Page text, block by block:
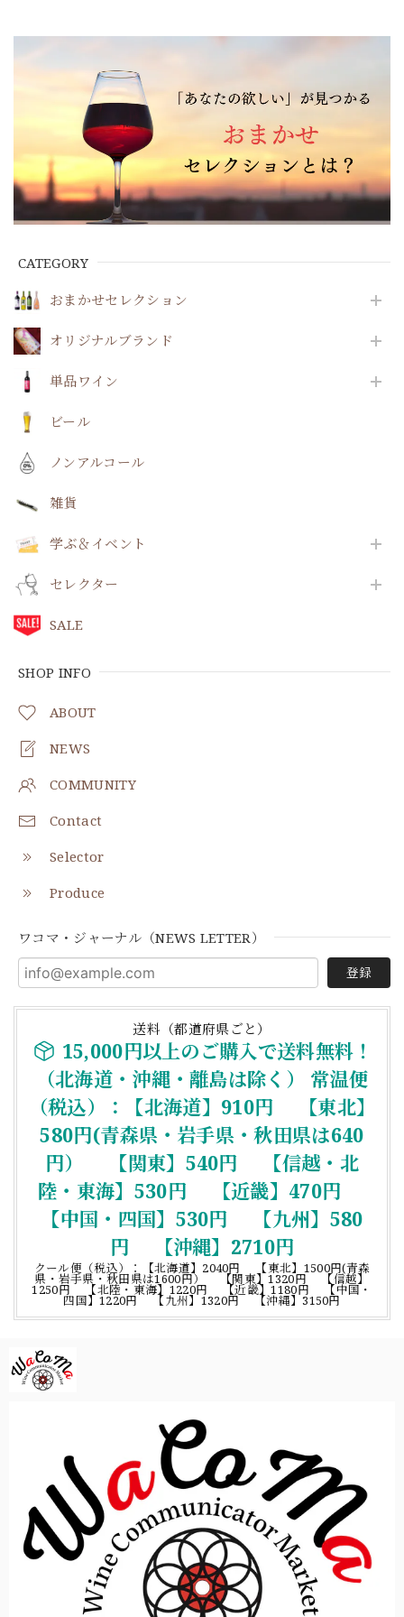
CATEGORY
おまかせセレクション
オリジナルブランド
単品ワイン
ビール
ノンアルコール
雑貨
学ぶ＆イベント
セレクター
SALE
SHOP INFO
ABOUT
NEWS
COMMUNITY
Contact
Selector
Produce
ワコマ・ジャーナル（NEWS LETTER）
登録
送料（都道府県ごと）
15,000円以上のご購入で送料無料！
（北海道・沖縄・離島は除く） 常温便
（税込）：【北海道】910円 【東北】
580円(青森県・岩手県・秋田県は640
円） 【関東】540円 【信越・北
陸・東海】530円 【近畿】470円
【中国・四国】530円 【九州】580
円 【沖縄】2710円
クール便（税込）：【北海道】2040円 【東北】1500円(青森
県・岩手県・秋田県は1600円） 【関東】1320円 【信越】
1250円 【北陸・東海】1220円 【近畿】1180円 【中国・
四国】1220円 【九州】1320円 【沖縄】3150円
本セレクション！